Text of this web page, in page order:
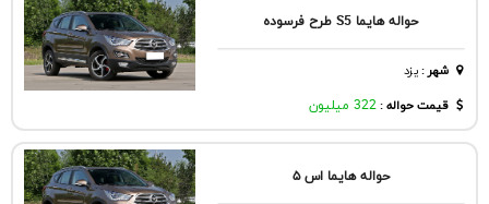
حواله هایما S5 طرح فرسوده
شهر:يزد
قیمت حواله :322 میلیون
حواله هایما اس ۵